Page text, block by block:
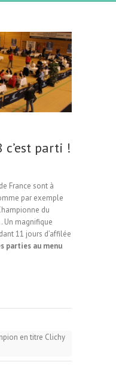
c’est parti !
France sont à
par exemple
du
Un magnifique
11 jours d’affilée
parties au menu
en titre Clichy